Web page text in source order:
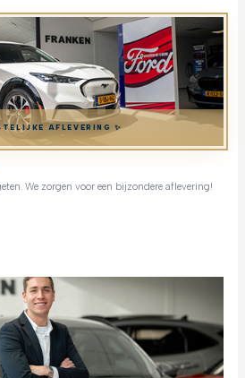
AFLEVERING ✨
We zorgen voor een bijzondere aflevering!